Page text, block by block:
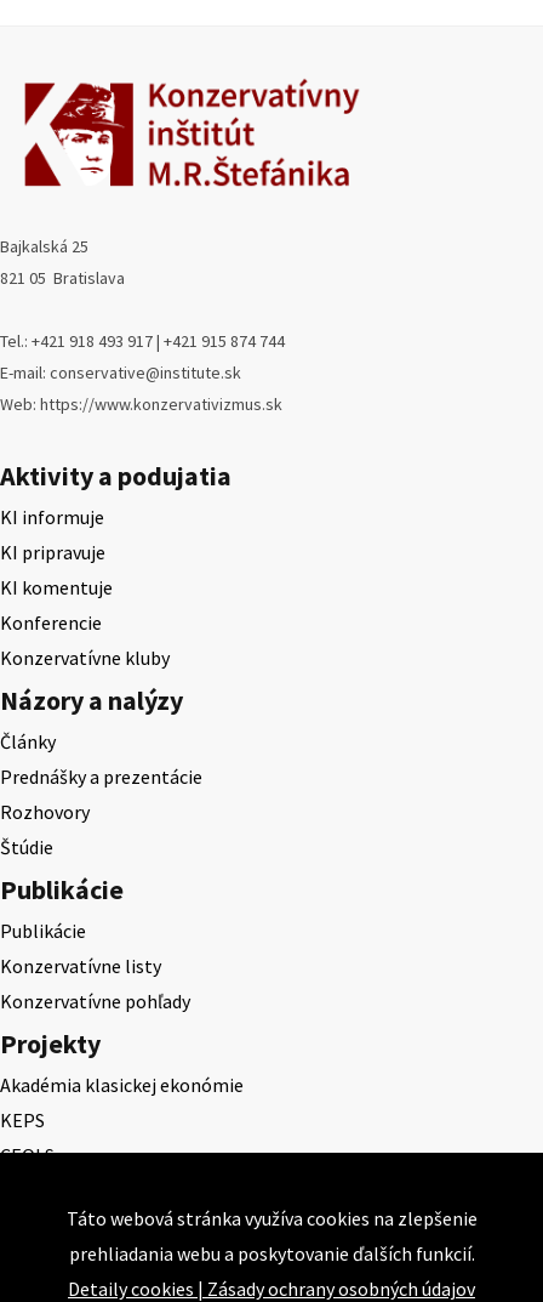
Bajkalská 25
821 05 Bratislava
Tel.: +421 918 493 917 | +421 915 874 744
E-mail: conservative@institute.sk
Web: https://www.konzervativizmus.sk
Aktivity a podujatia
KI informuje
KI pripravuje
KI komentuje
Konferencie
Konzervatívne kluby
Názory a nalýzy
Články
Prednášky a prezentácie
Rozhovory
Štúdie
Publikácie
Publikácie
Konzervatívne listy
Konzervatívne pohľady
Projekty
Akadémia klasickej ekonómie
KEPS
CEQLS
Cena Ernesta Valka
Študentská esej
Deň daňového odbremenenia
Táto webová stránka využíva cookies na zlepšenie
prehliadania webu a poskytovanie ďalších funkcií.
Detaily cookies | Zásady ochrany osobných údajov